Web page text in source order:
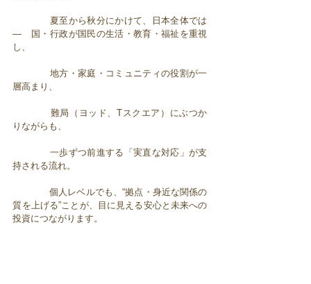
夏至から秋分にかけて、日本全体では
— 国・行政が国民の生活・教育・福祉を重視
し、
地方・家庭・コミュニティの役割が一
層高まり、
難局（ヨッド、Tスクエア）にぶつか
りながらも、
一歩ずつ前進する「実直な対応」が支
持される流れ。
個人レベルでも、“拠点・身近な関係の
質を上げる”ことが、目に見える安心と未来への
投資につながります。